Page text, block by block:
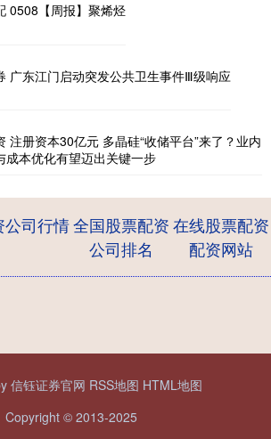
0508【周报】聚烯烃
广东江门启动突发公共卫生事件Ⅲ级响应
注册资本30亿元 多晶硅“收储平台”来了？业内
成本优化有望迈出关键一步
公司行情全国股票配资
公司排名
在线股票配资
配资网站
信钰证券官网 RSS地图 HTML地图
Copyright © 2013-2025